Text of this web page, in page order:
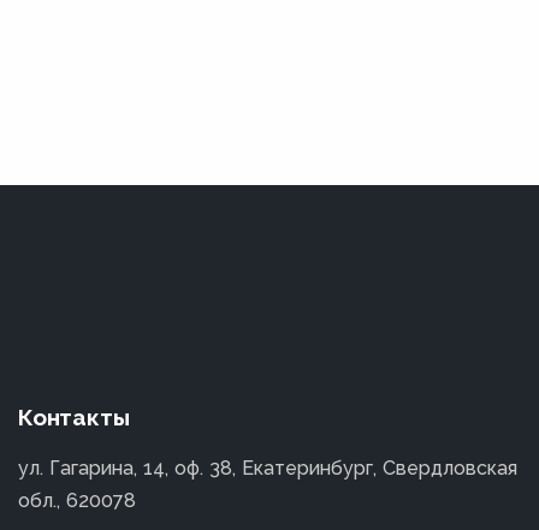
Контакты
ул. Гагарина, 14, оф. 38, Екатеринбург, Свердловская
обл., 620078